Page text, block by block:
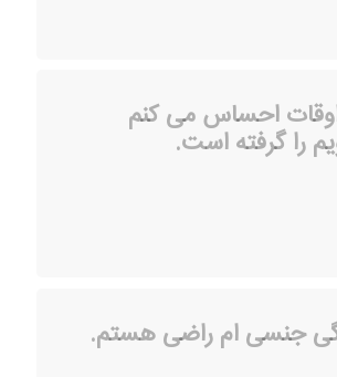
اوقات احساس می کنم
را گرفته است.